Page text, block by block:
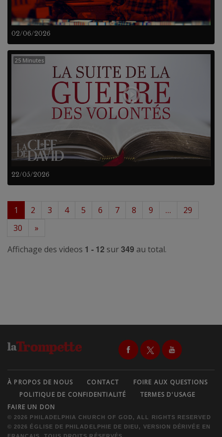
02/06/2026
22/05/2026
25 Minutes
1 2 3 4 5 6 7 8 9 …
29
30
»
Affichage des videos 1 - 12 sur349 au total.
À PROPOS DE NOUS CONTACT
FOIRE AUX QUESTIONS
POLITIQUE DE CONFIDENTIALITÉ
TERMES D'USAGE
FAIRE UN DON
© 2026 PHILADELPHIA CHURCH OF GOD, ALL RIGHTS RESERVED
© 2026 ÉGLISE DE PHILADELPHIE DE DIEU, VERSION DÉRIVÉE EN